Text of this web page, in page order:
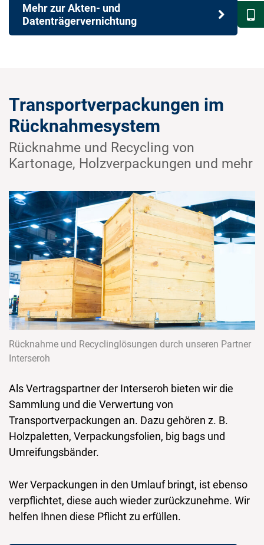
Mehr zur Akten- und
Datenträgervernichtung
Transportverpackungen im
Rücknahmesystem
Rücknahme und Recycling von
Kartonage, Holzverpackungen und mehr
Rücknahme und Recyclinglösungen durch unseren Partner
Interseroh
Als Vertragspartner der Interseroh bieten wir die
Sammlung und die Verwertung von
Transportverpackungen an. Dazu gehören z. B.
Holzpaletten, Verpackungsfolien, big bags und
Umreifungsbänder.
Wer Verpackungen in den Umlauf bringt, ist ebenso
verpflichtet, diese auch wieder zurückzunehme. Wir
helfen Ihnen diese Pflicht zu erfüllen.